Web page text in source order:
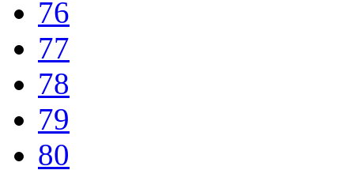
76
77
78
79
80